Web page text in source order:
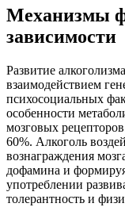
Механизмы
зависимости
Развитие
взаимодействием
психосоциальных
особенности
мозговых
60%. Алкоголь
вознаграждения
дофамина и
употреблении
толерантность и